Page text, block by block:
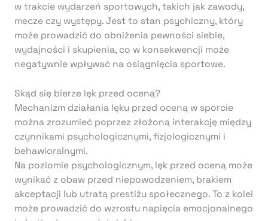
w trakcie wydarzeń sportowych, takich jak zawody,
mecze czy występy. Jest to stan psychiczny, który
może prowadzić do obniżenia pewności siebie,
wydajności i skupienia, co w konsekwencji może
negatywnie wpływać na osiągnięcia sportowe.
Skąd się bierze lęk przed oceną?
Mechanizm działania lęku przed oceną w sporcie
można zrozumieć poprzez złożoną interakcję między
czynnikami psychologicznymi, fizjologicznymi i
behawioralnymi.
Na poziomie psychologicznym, lęk przed oceną może
wynikać z obaw przed niepowodzeniem, brakiem
akceptacji lub utratą prestiżu społecznego. To z kolei
może prowadzić do wzrostu napięcia emocjonalnego